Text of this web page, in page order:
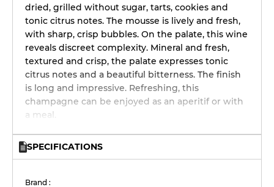
dried, grilled without sugar, tarts, cookies and
tonic citrus notes. The mousse is lively and fresh,
with sharp, crisp bubbles. On the palate, this wine
reveals discreet complexity. Mineral and fresh,
textured and crisp, the palate expresses tonic
citrus notes and a beautiful bitterness. The finish
is long and impressive. Refreshing, this
champagne can be enjoyed as an aperitif or with
a meal.
SPECIFICATIONS
Brand :